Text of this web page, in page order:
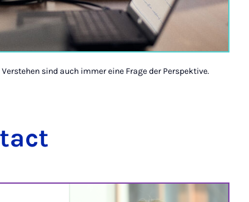
sind auch immer eine Frage der Perspektive.